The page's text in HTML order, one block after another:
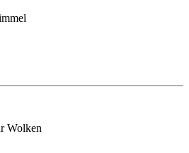
Wolken